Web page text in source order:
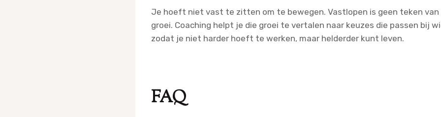
Je hoeft niet vast te zitten om te bewegen. Vastlopen is geen teken van
groei. Coaching helpt je die groei te vertalen naar keuzes die passen bij
zodat je niet harder hoeft te werken, maar helderder kunt leven.
FAQ